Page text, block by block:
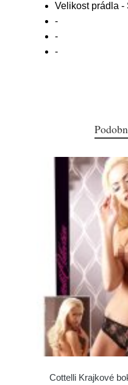
Velikost prádla -
-
-
-
Cottelli Krajkové